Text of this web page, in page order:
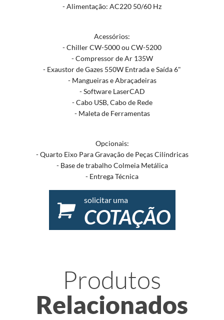
- Alimentação: AC220 50/60 Hz
Acessórios:
- Chiller CW-5000 ou CW-5200
- Compressor de Ar 135W
- Exaustor de Gazes 550W Entrada e Saída 6"
- Mangueiras e Abraçadeiras
- Software LaserCAD
- Cabo USB, Cabo de Rede
- Maleta de Ferramentas
Opcionais:
- Quarto Eixo Para Gravação de Peças Cilíndricas
- Base de trabalho Colmeia Metálica
- Entrega Técnica
solicitar uma
COTAÇÃO
Produtos
Relacionados